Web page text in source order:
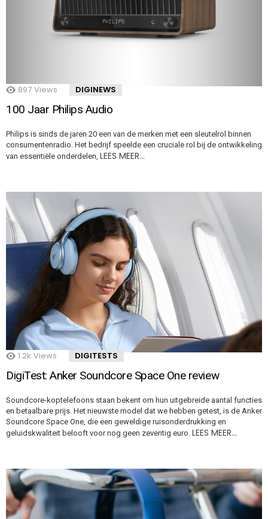
897 Views DIGINEWS
100 Jaar Philips Audio
Philips is sinds de jaren 20 een van de merken met een sleutelrol binnen
consumentenradio. Het bedrijf speelde een cruciale rol bij de ontwikkeling
van essentiële onderdelen, LEES MEER…
1.2k Views DIGITESTS
DigiTest: Anker Soundcore Space One review
Soundcore-koptelefoons staan bekent om hun uitgebreide aantal functies
en betaalbare prijs. Het nieuwste model dat we hebben getest, is de Anker
Soundcore Space One, die een geweldige ruisonderdrukking en
geluidskwaliteit belooft voor nog geen zeventig euro. LEES MEER…